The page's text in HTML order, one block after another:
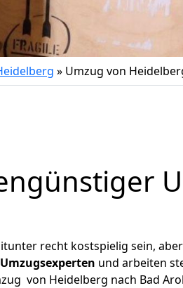
» Umzug von
recht kostspielig sein,
und arbeiten
von Heidelberg nach Bad